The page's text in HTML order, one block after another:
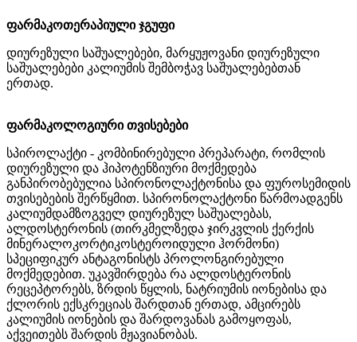
ფარმაკოთერაპიული ჯგუფი
დიურეზული საშუალებები, მარყუჟოვანი დიურეზული
საშუალებები კალიუმის შემბოჭავ საშუალებებთან
ერთად.
ფარმაკოლოგიური თვისებები
სპიროლაქტი - კომბინირებული პრეპარატი, რომლის
დიურეზული და ჰიპოტენზიური მოქმედება
განპირობებულია სპირონოლაქტონისა და ფუროსემიდის
თვისებების შერწყმით. სპირონოლაქტონი წარმოადგენს
კალიუმდამზოგველ დიურეზულ საშუალებას,
ალდოსტერონის (თირკმელზედა ჯირკვლის ქერქის
მინერალოკორტიკოსტეროიდული ჰორმონი)
სპეციფიკურ ანტაგონისტს პროლონგირებული
მოქმედებით. უკავშირდება რა ალდოსტერონის
რეცეპტორებს, ზრდის წყლის, ნატრიუმის იონებისა და
ქლორის ექსკრეციას შარდთან ერთად, ამცირებს
კალიუმის იონების და შარდოვანას გამოყოფას,
აქვეითებს შარდის მჟავიანობას.